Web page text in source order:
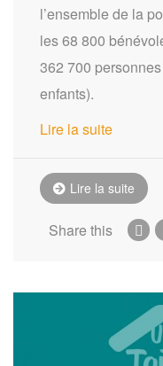
l’ensemble de la
les 68 800
362 700
enfants).
Lire la suite
Lire la suite
Share this